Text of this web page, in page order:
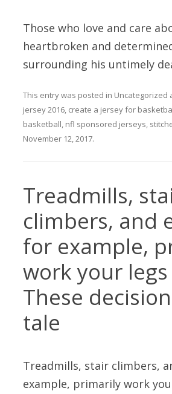
Those who love and care
heartbroken and
surrounding his untimely
This entry was posted in Uncategorized
jersey 2016, create a jersey for
basketball, nfl sponsored jerseys,
November 12, 2017.
Treadmills,
climbers, and
for example,
work your
These
tale
Treadmills, stair climbers,
example, primarily work